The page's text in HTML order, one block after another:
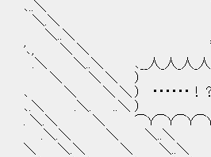
､..＼ ´ヽ/三
＼.＼ _ｒﾃ': :
＼..＼ _|_,i: : :
'､, ＼ ＼ ＼ﾍ､:
.＼ ＼..＼ ､__人_
＼ ＼ ＼ ）
､ ＼ ＼ ＼ ） ・・・
､.＼ .＼. ..
. ＼.＼ ＼
.＼.＼ ＼ ＼..
＼ ＼.＼ ＼ ＼..＼ ､__人